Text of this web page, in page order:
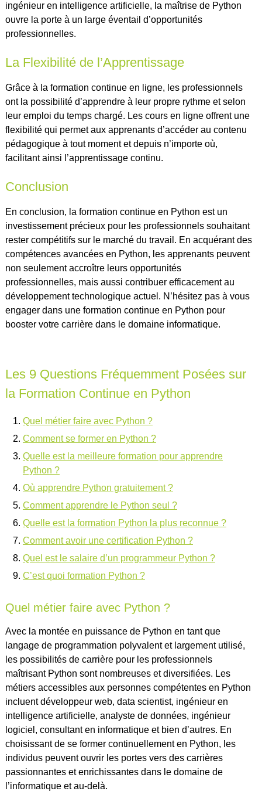
ingénieur en intelligence artificielle, la maîtrise de Python
ouvre la porte à un large éventail d’opportunités
professionnelles.
La Flexibilité de l’Apprentissage
Grâce à la formation continue en ligne, les professionnels
ont la possibilité d’apprendre à leur propre rythme et selon
leur emploi du temps chargé. Les cours en ligne offrent une
flexibilité qui permet aux apprenants d’accéder au contenu
pédagogique à tout moment et depuis n’importe où,
facilitant ainsi l’apprentissage continu.
Conclusion
En conclusion, la formation continue en Python est un
investissement précieux pour les professionnels souhaitant
rester compétitifs sur le marché du travail. En acquérant des
compétences avancées en Python, les apprenants peuvent
non seulement accroître leurs opportunités
professionnelles, mais aussi contribuer efficacement au
développement technologique actuel. N’hésitez pas à vous
engager dans une formation continue en Python pour
booster votre carrière dans le domaine informatique.
Les 9 Questions Fréquemment Posées sur
la Formation Continue en Python
Quel métier faire avec Python ?
Comment se former en Python ?
Quelle est la meilleure formation pour apprendre
Python ?
Où apprendre Python gratuitement ?
Comment apprendre le Python seul ?
Quelle est la formation Python la plus reconnue ?
Comment avoir une certification Python ?
Quel est le salaire d’un programmeur Python ?
C’est quoi formation Python ?
Quel métier faire avec Python ?
Avec la montée en puissance de Python en tant que
langage de programmation polyvalent et largement utilisé,
les possibilités de carrière pour les professionnels
maîtrisant Python sont nombreuses et diversifiées. Les
métiers accessibles aux personnes compétentes en Python
incluent développeur web, data scientist, ingénieur en
intelligence artificielle, analyste de données, ingénieur
logiciel, consultant en informatique et bien d’autres. En
choisissant de se former continuellement en Python, les
individus peuvent ouvrir les portes vers des carrières
passionnantes et enrichissantes dans le domaine de
l’informatique et au-delà.